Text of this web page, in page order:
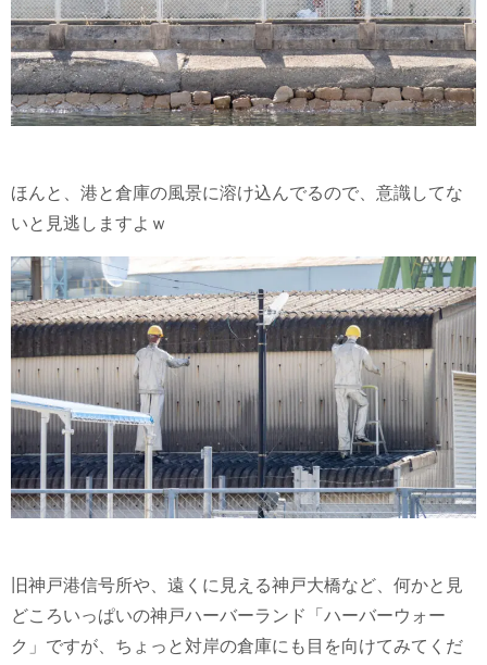
ほんと、港と倉庫の風景に溶け込んでるので、意識してな
いと見逃しますよｗ
旧神戸港信号所や、遠くに見える神戸大橋など、何かと見
どころいっぱいの神戸ハーバーランド「ハーバーウォー
ク」ですが、ちょっと対岸の倉庫にも目を向けてみてくだ